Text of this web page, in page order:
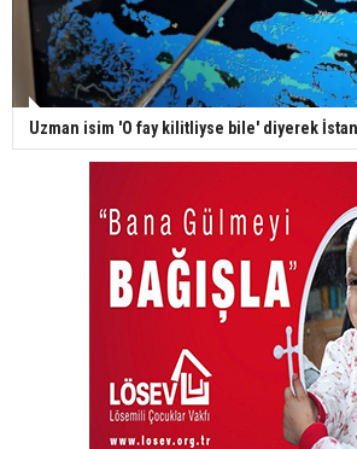
Uzman isim 'O fay kilitliyse bile' diyerek